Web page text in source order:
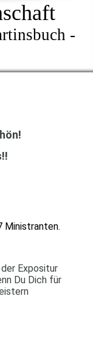
-
Ministranten.
Expositur
Du Dich für